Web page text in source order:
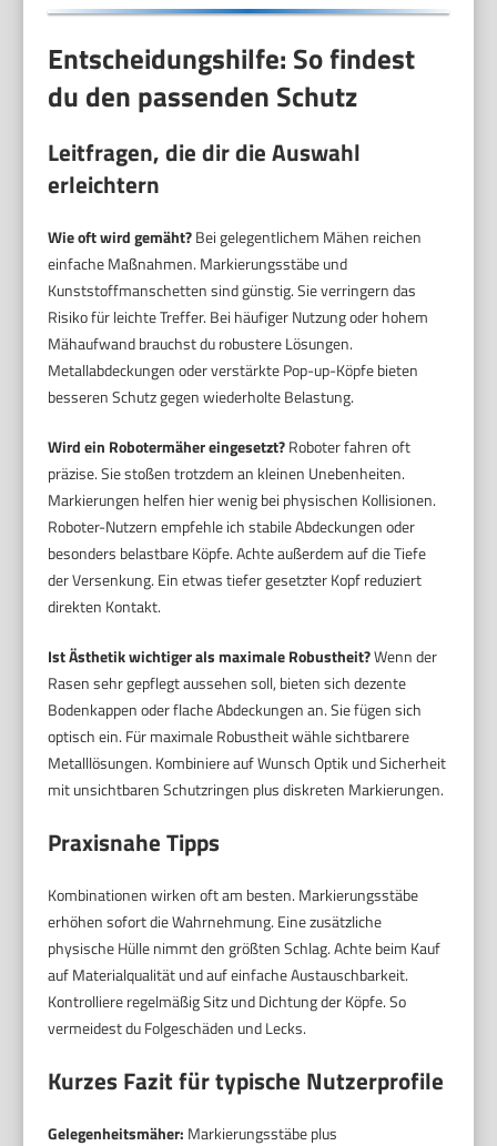
Entscheidungshilfe: So findest
du den passenden Schutz
Leitfragen, die dir die Auswahl
erleichtern
Wie oft wird gemäht?Bei gelegentlichem Mähen reichen
einfache Maßnahmen. Markierungsstäbe und
Kunststoffmanschetten sind günstig. Sie verringern das
Risiko für leichte Treffer. Bei häufiger Nutzung oder hohem
Mähaufwand brauchst du robustere Lösungen.
Metallabdeckungen oder verstärkte Pop-up-Köpfe bieten
besseren Schutz gegen wiederholte Belastung.
Wird ein Robotermäher eingesetzt?Roboter fahren oft
präzise. Sie stoßen trotzdem an kleinen Unebenheiten.
Markierungen helfen hier wenig bei physischen Kollisionen.
Roboter-Nutzern empfehle ich stabile Abdeckungen oder
besonders belastbare Köpfe. Achte außerdem auf die Tiefe
der Versenkung. Ein etwas tiefer gesetzter Kopf reduziert
direkten Kontakt.
Ist Ästhetik wichtiger als maximale Robustheit?Wenn der
Rasen sehr gepflegt aussehen soll, bieten sich dezente
Bodenkappen oder flache Abdeckungen an. Sie fügen sich
optisch ein. Für maximale Robustheit wähle sichtbarere
Metalllösungen. Kombiniere auf Wunsch Optik und Sicherheit
mit unsichtbaren Schutzringen plus diskreten Markierungen.
Praxisnahe Tipps
Kombinationen wirken oft am besten. Markierungsstäbe
erhöhen sofort die Wahrnehmung. Eine zusätzliche
physische Hülle nimmt den größten Schlag. Achte beim Kauf
auf Materialqualität und auf einfache Austauschbarkeit.
Kontrolliere regelmäßig Sitz und Dichtung der Köpfe. So
vermeidest du Folgeschäden und Lecks.
Kurzes Fazit für typische Nutzerprofile
Gelegenheitsmäher: Markierungsstäbe plus